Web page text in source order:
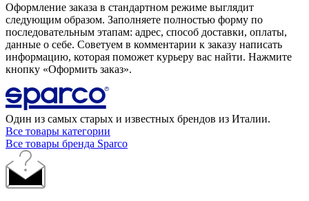
Оформление заказа в стандартном режиме выглядит
следующим образом. Заполняете полностью форму по
последовательным этапам: адрес, способ доставки, оплаты,
данные о себе. Советуем в комментарии к заказу написать
информацию, которая поможет курьеру вас найти. Нажмите
кнопку «Оформить заказ».
Один из самых старых и известных брендов из Италии.
Все товары категории
Все товары бренда Sparco